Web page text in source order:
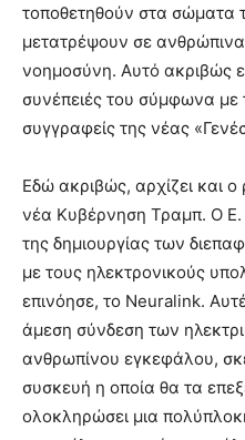
τοποθετηθούν στα
μετατρέψουν σε ανθρώπινα
νοημοσύνη. Αυτό ακριβώς
συνέπειές του σύμφωνα
συγγραφείς της νέας
Εδώ ακριβώς, αρχίζει και
νέα Κυβέρνηση Τραμπ. Ο Ε.
της δημιουργίας των
με τους ηλεκτρονικούς
επινόησε, το Neuralink.
άμεση σύνδεση των
ανθρωπίνου εγκεφάλου,
συσκευή η οποία θα τα
ολοκληρώσει μια